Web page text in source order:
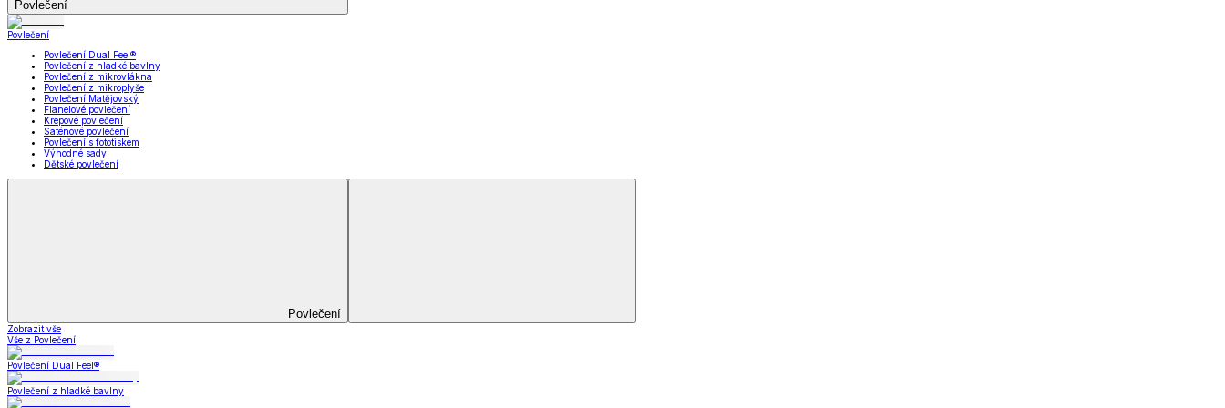
Koupelna
Koupelna
Ručníky a osušky
Koupelnové předložky
Koupelna
Zobrazit vše
Vše z Koupelna
Ručníky a osušky
Koupelnové předložky